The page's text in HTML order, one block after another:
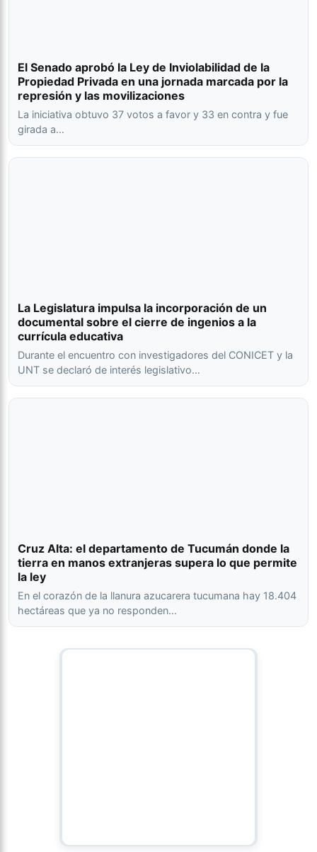
El Senado aprobó la Ley de Inviolabilidad de la
Propiedad Privada en una jornada marcada por la
represión y las movilizaciones
La iniciativa obtuvo 37 votos a favor y 33 en contra y fue
girada a…
La Legislatura impulsa la incorporación de un
documental sobre el cierre de ingenios a la
currícula educativa
Durante el encuentro con investigadores del CONICET y la
UNT se declaró de interés legislativo…
Cruz Alta: el departamento de Tucumán donde la
tierra en manos extranjeras supera lo que permite
la ley
En el corazón de la llanura azucarera tucumana hay 18.404
hectáreas que ya no responden…